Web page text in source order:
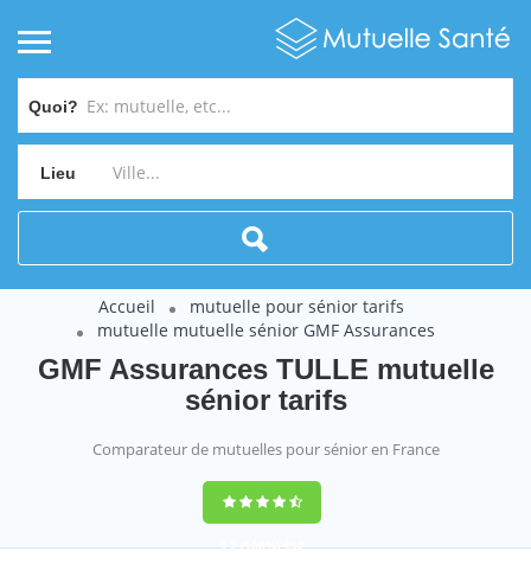
Quoi?
Lieu
Accueil
mutuelle pour sénior tarifs
mutuelle mutuelle sénior GMF Assurances
GMF Assurances TULLE mutuelle
sénior tarifs
Comparateur de mutuelles pour sénior en France
9,2(100%)452